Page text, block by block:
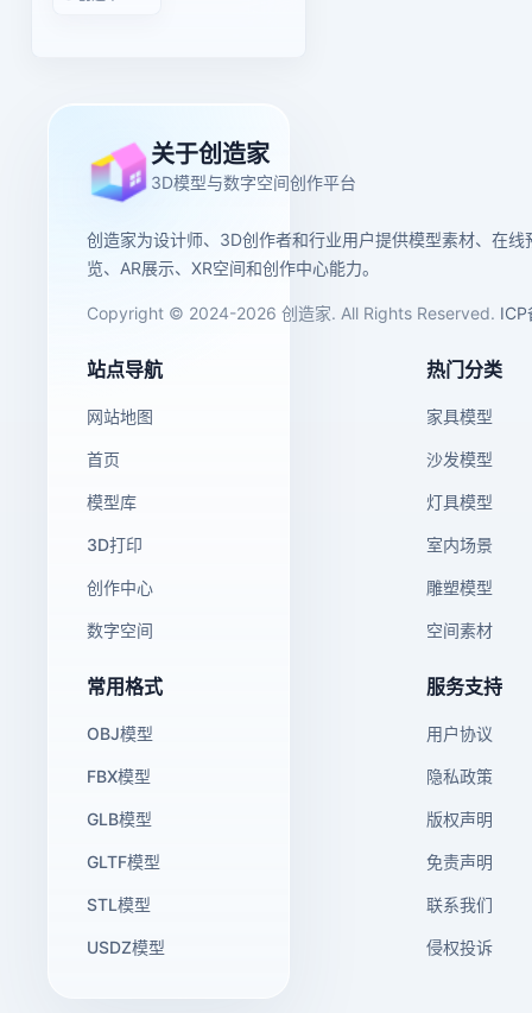
关于创造家
3D模型与数字空间创作平台
创造家为设计师、3D创作者和行业用户提供模型素材、在线
览、AR展示、XR空间和创作中心能力。
Copyright © 2024-2026 创造家. All Rights Reserved. ICP
站点导航
网站地图
首页
模型库
3D打印
创作中心
数字空间
热门分类
家具模型
沙发模型
灯具模型
室内场景
雕塑模型
空间素材
常用格式
OBJ模型
FBX模型
GLB模型
GLTF模型
STL模型
USDZ模型
服务支持
用户协议
隐私政策
版权声明
免责声明
联系我们
侵权投诉